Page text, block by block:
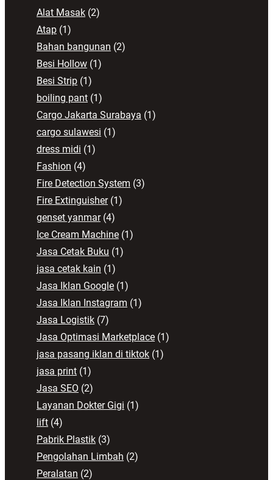
Alat Masak (2)
Atap (1)
Bahan bangunan (2)
Besi Hollow (1)
Besi Strip (1)
boiling pant (1)
Cargo Jakarta Surabaya (1)
cargo sulawesi (1)
dress midi (1)
Fashion (4)
Fire Detection System (3)
Fire Extinguisher(1)
genset yanmar(4)
Ice Cream Machine (1)
Jasa Cetak Buku (1)
jasa cetak kain (1)
Jasa Iklan Google (1)
Jasa Iklan Instagram (1)
Jasa Logistik (7)
Jasa Optimasi Marketplace (1)
jasa pasang iklan di tiktok (1)
jasa print (1)
Jasa SEO (2)
Layanan Dokter Gigi (1)
lift (4)
Pabrik Plastik (3)
Pengolahan Limbah (2)
Peralatan (2)